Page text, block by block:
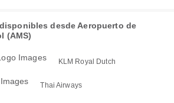
desde Aeropuerto de
(AMS)
KLM Royal Dutch
Thai Airways